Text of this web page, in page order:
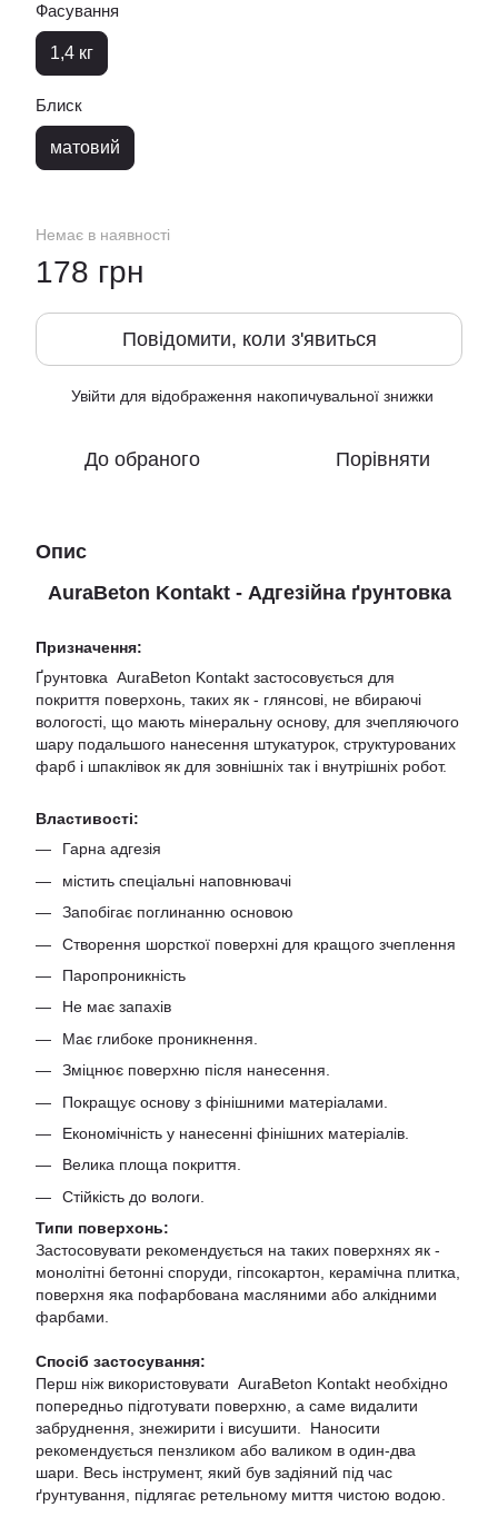
Фасування
1,4 кг
Блиск
матовий
Немає в наявності
178 грн
Повідомити, коли з'явиться
Увійти для відображення накопичувальної знижки
До обраного Порівняти
Опис
AuraBeton Kontakt - Адгезійна ґрунтовка
Призначення:
Ґрунтовка AuraBeton Kontakt застосовується для
покриття поверхонь, таких як - глянсові, не вбираючі
вологості, що мають мінеральну основу, для зчепляючого
шару подальшого нанесення штукатурок, структурованих
фарб і шпаклівок як для зовнішніх так і внутрішніх робот.
Властивості:
Гарна адгезія
містить спеціальні наповнювачі
Запобігає поглинанню основою
Створення шорсткої поверхні для кращого зчеплення
Паропроникність
Не має запахів
Має глибоке проникнення.
Зміцнює поверхню після нанесення.
Покращує основу з фінішними матеріалами.
Економічність у нанесенні фінішних матеріалів.
Велика площа покриття.
Стійкість до вологи.
Типи поверхонь:
Застосовувати рекомендується на таких поверхнях як -
монолітні бетонні споруди, гіпсокартон, керамічна плитка,
поверхня яка пофарбована масляними або алкідними
фарбами.
Спосіб застосування:
Перш ніж використовувати AuraBeton Kontakt необхідно
попередньо підготувати поверхню, а саме видалити
забруднення, знежирити і висушити. Наносити
рекомендується пензликом або валиком в один-два
шари. Весь інструмент, який був задіяний під час
ґрунтування, підлягає ретельному миття чистою водою.